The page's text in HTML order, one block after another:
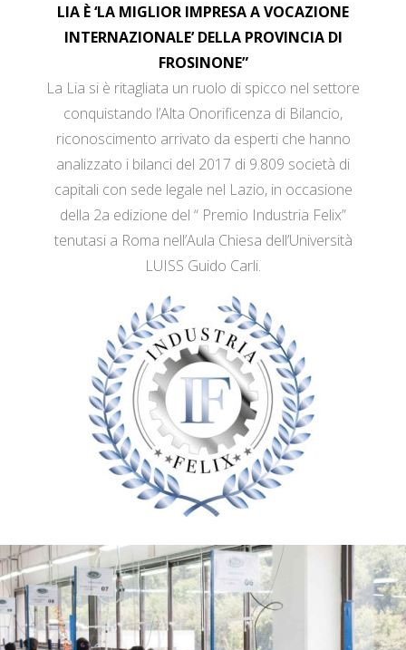
LIA È ‘LA MIGLIOR IMPRESA A VOCAZIONE
INTERNAZIONALE’ DELLA PROVINCIA DI
FROSINONE”
La Lia si è ritagliata un ruolo di spicco nel settore
conquistando l’Alta Onorificenza di Bilancio,
riconoscimento arrivato da esperti che hanno
analizzato i bilanci del 2017 di 9.809 società di
capitali con sede legale nel Lazio, in occasione
della 2a edizione del “ Premio Industria Felix”
tenutasi a Roma nell’Aula Chiesa dell’Università
LUISS Guido Carli.